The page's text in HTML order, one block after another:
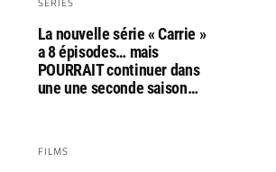
La nouvelle série « Carrie »
a 8 épisodes… mais
POURRAIT continuer dans
une une seconde saison…
FILMS